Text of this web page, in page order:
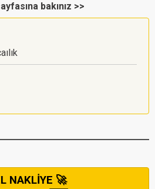
bakınız >>
NAKLİYE 🚀